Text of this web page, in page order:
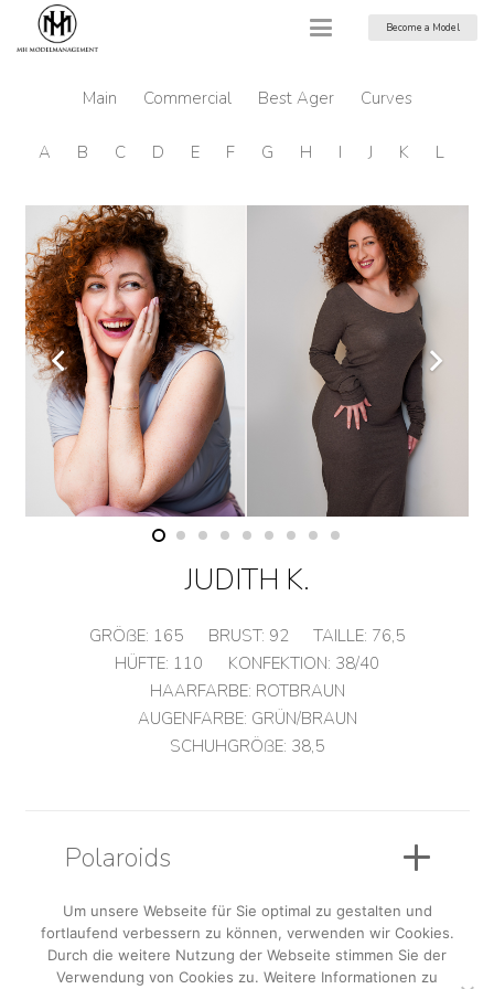
Become a Model
Main Commercial Best Ager Curves
A B C D E F G H I J K L
JUDITH K.
GRÖßE: 165 BRUST: 92 TAILLE: 76,5
HÜFTE: 110 KONFEKTION: 38/40
HAARFARBE: ROTBRAUN
AUGENFARBE: GRÜN/BRAUN
SCHUHGRÖßE: 38,5
Polaroids
Sedcard
Um unsere Webseite für Sie optimal zu gestalten und
fortlaufend verbessern zu können, verwenden wir Cookies.
Durch die weitere Nutzung der Webseite stimmen Sie der
Verwendung von Cookies zu. Weitere Informationen zu